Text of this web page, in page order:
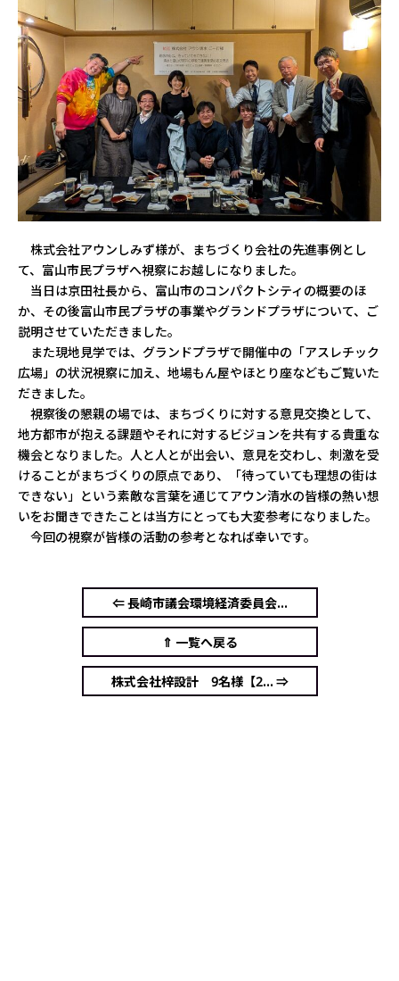
株式会社アウンしみず様が、まちづくり会社の先進事例とし
て、富山市民プラザへ視察にお越しになりました。
当日は京田社長から、富山市のコンパクトシティの概要のほ
か、その後富山市民プラザの事業やグランドプラザについて、ご
説明させていただきました。
また現地見学では、グランドプラザで開催中の「アスレチック
広場」の状況視察に加え、地場もん屋やほとり座などもご覧いた
だきました。
視察後の懇親の場では、まちづくりに対する意見交換として、
地方都市が抱える課題やそれに対するビジョンを共有する貴重な
機会となりました。人と人とが出会い、意見を交わし、刺激を受
けることがまちづくりの原点であり、「待っていても理想の街は
できない」という素敵な言葉を通じてアウン清水の皆様の熱い想
いをお聞きできたことは当方にとっても大変参考になりました。
今回の視察が皆様の活動の参考となれば幸いです。
⇐ 長崎市議会環境経済委員会...
⇑ 一覧へ戻る
株式会社梓設計 9名様【2... ⇒